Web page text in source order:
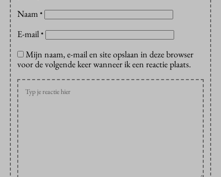
Naam *
E-mail *
Mijn naam, e-mail en site opslaan in deze browser
voor de volgende keer wanneer ik een reactie plaats.